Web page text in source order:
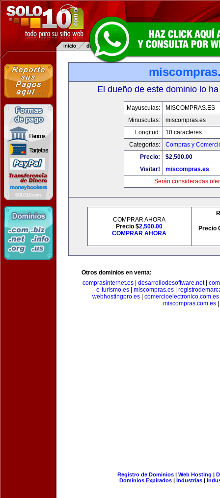
El dueño de este dominio lo
Mayusculas:
MISCOMPRAS.ES
Minusculas:
miscompras.es
Longitud:
10 caracteres
Categorias:
Compras y
Precio:
$2,500.00
Visitar!
miscompras.es
Serán consideradas
COMPRAR AHORA
Precio $2,500.00
COMPRAR AHORA
Precio
Otros dominios en venta:
comprasinternet.es
desarrollodesoftware.net|
e-turismo.es
miscompras.es
webhostingpro.es| comercioelectronico.com.es
miscompras.com.es
Registro de Dominios| Web Hosting |
Dominios Expirados | Industrias |